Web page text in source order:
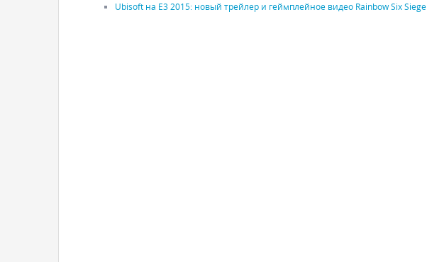
Ubisoft на E3 2015: новый трейлер и геймплейное видео Rainbow Six Siege